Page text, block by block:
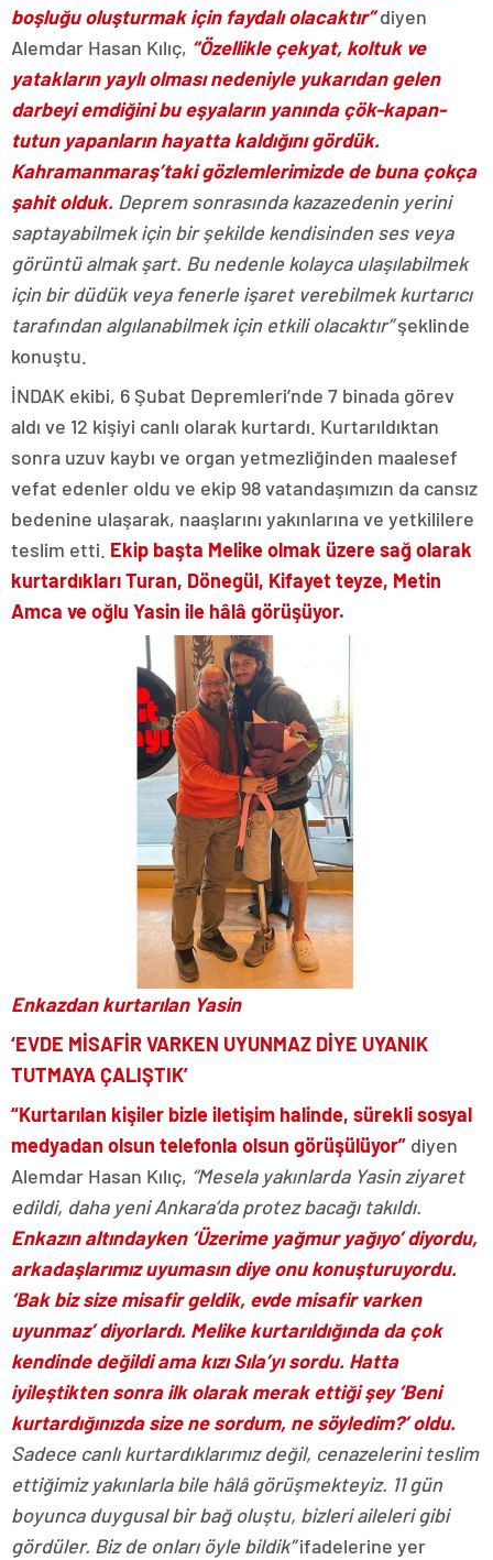
boşluğu oluşturmak için faydalı olacaktır”diyen
Alemdar Hasan Kılıç, “Özellikle çekyat, koltuk ve
yatakların yaylı olması nedeniyle yukarıdan gelen
darbeyi emdiğini bu eşyaların yanında çök-kapan-
tutun yapanların hayatta kaldığını gördük.
Kahramanmaraş’taki gözlemlerimizde de buna çokça
şahit olduk. Deprem sonrasında kazazedenin yerini
saptayabilmek için bir şekilde kendisinden ses veya
görüntü almak şart. Bu nedenle kolayca ulaşılabilmek
için bir düdük veya fenerle işaret verebilmek kurtarıcı
tarafından algılanabilmek için etkili olacaktır”şeklinde
konuştu.
İNDAK ekibi, 6 Şubat Depremleri’nde 7 binada görev
aldı ve 12 kişiyi canlı olarak kurtardı. Kurtarıldıktan
sonra uzuv kaybı ve organ yetmezliğinden maalesef
vefat edenler oldu ve ekip 98 vatandaşımızın da cansız
bedenine ulaşarak, naaşlarını yakınlarına ve yetkililere
teslim etti. Ekip başta Melike olmak üzere sağ olarak
kurtardıkları Turan, Dönegül, Kifayet teyze, Metin
Amca ve oğlu Yasin ile hâlâ görüşüyor.
Enkazdan kurtarılan Yasin
‘EVDE MİSAFİR VARKEN UYUNMAZ DİYE UYANIK
TUTMAYA ÇALIŞTIK’
“Kurtarılan kişiler bizle iletişim halinde, sürekli sosyal
medyadan olsun telefonla olsun görüşülüyor” diyen
Alemdar Hasan Kılıç, “Mesela yakınlarda Yasin ziyaret
edildi, daha yeni Ankara’da protez bacağı takıldı.
Enkazın altındayken ‘Üzerime yağmur yağıyo’ diyordu,
arkadaşlarımız uyumasın diye onu konuşturuyordu.
‘Bak biz size misafir geldik, evde misafir varken
uyunmaz’ diyorlardı. Melike kurtarıldığında da çok
kendinde değildi ama kızı Sıla’yı sordu. Hatta
iyileştikten sonra ilk olarak merak ettiği şey ‘Beni
kurtardığınızda size ne sordum, ne söyledim?’ oldu.
Sadece canlı kurtardıklarımız değil, cenazelerini teslim
ettiğimiz yakınlarla bile hâlâ görüşmekteyiz. 11 gün
boyunca duygusal bir bağ oluştu, bizleri aileleri gibi
gördüler. Biz de onları öyle bildik”ifadelerine yer